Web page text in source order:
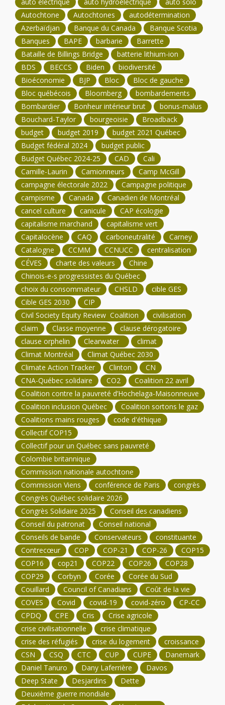
Autochtone
Autochtones
autodétermination
Azerbaïdjan
Banque du Canada
Banque Scotia
Banques
BAPE barbarie
Barrette
Bataille de Billings Bridge
batterie lithium-ion
BDS
BECCS Biden
biodiversité
Bioéconomie
BJP Bloc
Bloc de gauche
Bloc québécois
Bloomberg
bombardements
Bombardier
Bonheur intérieur brut
bonus-malus
Bouchard-Taylor
bourgeoisie
Broadback
budget
budget 2019
budget 2021 Québec
Budget fédéral 2024
budget public
Budget Québec 2024-25
CAD
Cali
Camille-Laurin
Camionneurs
Camp McGill
campagne électorale 2022
Campagne politique
campisme
Canada
Canadien de Montréal
cancel culture
canicule
CAP écologie
capitalisme marchand
capitalisme vert
Capitalocène
CAQ carboneutralité
Carney
Catalogne
CCMM CCNUCC
centralisation
CÉVES
charte des valeurs
Chine
Chinois-e-s progressistes du Québec
choix du consommateur
CHSLD
cible GES
Cible GES 2030
CIP
Civil Society Equity Review Coalition
civilisation
claim
Classe moyenne
clause dérogatoire
clause orphelin
Clearwater
climat
Climat Montréal
Climat Québec 2030
Climate Action Tracker
Clinton
CN
CNA-Québec solidaire
CO2
Coalition 22 avril
Coalition contre la pauvreté d’Hochelaga-Maisonneuve
Coalition inclusion Québec
Coalition sortons le gaz
Coalitions mains rouges
code d'éthique
Collectif COP15
Collectif pour un Québec sans pauvreté
Colombie britannique
Commission nationale autochtone
Commission Viens
conférence de Paris
congrès
Congrès Québec solidaire 2026
Congrès Solidaire 2025
Conseil des canadiens
Conseil du patronat
Conseil national
Conseils de bande
Conservateurs
constituante
Contrecœur
COP COP-21 COP-26
COP15
COP16
cop21 COP22 COP26
COP28
COP29
Corbyn Corée
Corée du Sud
Couillard
Council of Canadians
Coût de la vie
COVES
Covid covid-19 covid-zéro
CP-CC
CPDQ
CPE Cris
Crise agricole
crise civilisationnelle
crise climatique
crise des réfugiés
crise du logement
croissance
CSN
CSQ CTC CUP CUPE
Danemark
Daniel Tanuro
Dany Laferrière
Davos
Deep State
Desjardins
Dette
Deuxième guerre mondiale